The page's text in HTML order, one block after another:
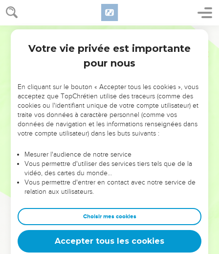
NE MANQUEZ PAS L’ÉVÉNEMENT
DE L’ANNÉE !
ET SI LEURS ERREURS POUVAIENT VOUS ÉVITER LES
VOTRES ?
leur foi ou leur vision. Mais on voit moins les doutes, les erreurs
et les saisons difficiles qu'ils ont traversés, alors même que ce
sont elles qui les ont façonnés.
Dans cette conférence, leaders, entrepreneurs, et responsables
clés pour avancer avec plus de sagesse afin que leurs erreurs
deviennent vos tremplins. Que vous guidiez un ministère, une
équipe, un groupe ou une famille, leur expérience est faite
Votre vie privée est importante
pour nous
En cliquant sur le bouton « Accepter tous les cookies », vous
acceptez que TopChrétien utilise des traceurs (comme des
cookies ou l'identifiant unique de votre compte utilisateur) et
traite vos données à caractère personnel (comme vos
données de navigation et les informations renseignées dans
votre compte utilisateur) dans les buts suivants :
Mesurer l'audience de notre service
Vous permettre d'utiliser des services tiers tels que de la
vidéo, des cartes du monde…
Vous permettre d'entrer en contact avec notre service de
relation aux utilisateurs.
Choisir mes cookies
Accepter tous les cookies